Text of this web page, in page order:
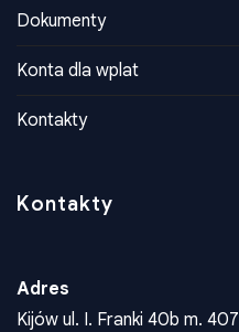
Dokumenty
Konta dla wplat
Kontakty
Kontakty
Adres
Kijów ul. I. Franki 40b m. 407